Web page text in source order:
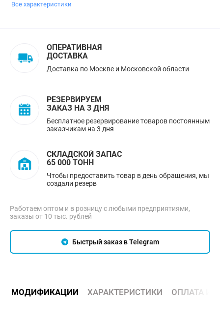
Все характеристики
ОПЕРАТИВНАЯ
ДОСТАВКА
Доставка по Москве и Московской области
РЕЗЕРВИРУЕМ
ЗАКАЗ НА 3 ДНЯ
Бесплатное резервирование товаров постоянным
заказчикам на 3 дня
СКЛАДСКОЙ ЗАПАС
65 000 ТОНН
Чтобы предоставить товар в день обращения, мы
создали резерв
Работаем оптом и в розницу с любыми предприятиями,
заказы от 10 тыс. рублей
Быстрый заказ в Telegram
МОДИФИКАЦИИ ХАРАКТЕРИСТИКИ ОПЛАТА И